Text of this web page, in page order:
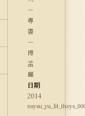
－
專
書
－
傅
孟
麗
日期
2014